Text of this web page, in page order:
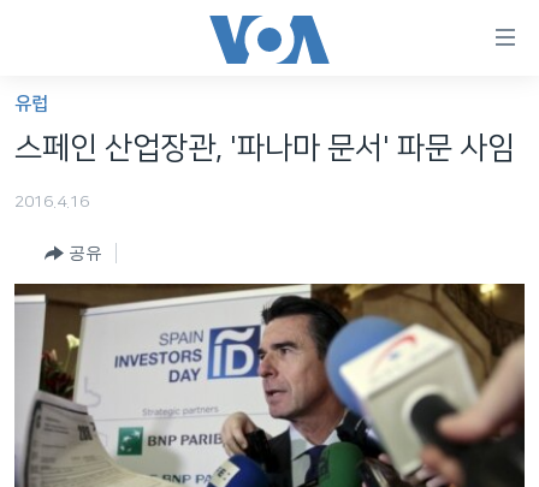
가
능
인
동
VOD
라디오
프로그램
주파수 안내
FOLLOW US
언어 선택
유럽
스페인 산업장관, '파나마 문서' 파문 사임
2016.4.16
공유